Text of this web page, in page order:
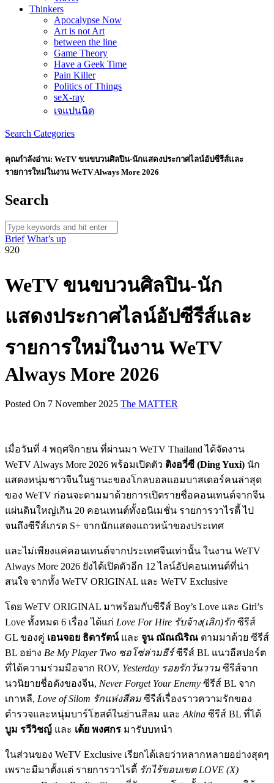
Thinkers
Apocalypse Now
Art is not Art
between the line
Game Theory
Have a Geek Time
Pain Killer
Politics of Things
seX-ray
เจแปนนิด
Search Categories
คุณกำลังอ่าน: WeTV ขนขบวนศิลปิน-นักแสดงประกาศไลน์อัปซีรีส์และ
รายการใหม่ในงาน WeTV Always More 2026
Search
Brief What’s up
920
WeTV ขนขบวนศิลปิน-นัก
แสดงประกาศไลน์อัปซีรีส์และ
รายการใหม่ในงาน WeTV
Always More 2026
Posted On 7 November 2025 The MATTER
เมื่อวันที่ 4 พฤศจิกายน ที่ผ่านมา WeTV Thailand ได้จัดงาน
WeTV Always More 2026 พร้อมเปิดตัว ติงอวี่ซี (Ding Yuxi) นัก
แสดงหนุ่มชาวจีนในฐานะของโกลบอลแอมบาสเดอร์คนล่าสุด
ของ WeTV ก่อนจะตามมาด้วยการเปิดรายชื่อคอนเทนต์จากจีน
แผ่นดินใหญ่เกิน 20 คอนเทนต์ทั้งอนิเมชั่น รายการวาไรตี้ ไป
จนถึงซีรีส์เกรด S+ จากนักแสดงแถวหน้าของประเทศ
และไม่เพียงแค่คอนเทนต์จากประเทศจีนเท่านั้น ในงาน WeTV
Always More 2026 ยังได้เปิดตัวอีก 12 ไลน์อัปคอนเทนต์ที่น่า
สนใจ จากทั้ง WeTV ORIGINAL และ WeTV Exclusive
โดย WeTV ORIGINAL มาพร้อมกับซีรีส์ Boy’s Love และ Girl’s
Love ทั้งหมด 6 เรื่อง ได้แก่ Love For Hire รับจ้าง(เลิก)รัก ซีรีส์
GL ของคู่ เอนจอย ธิดารัตน์และ จูน ณัณณิริณ ตามมาด้วย ซีรีส์
BL อย่าง Be My Player Two ซอโซ่ล่ามธีร์ซีรีส์ BL แนวอีสปอร์ต
ที่ได้ความร่วมมือจาก ROV, Yesterday รอยรักวันวาน ซีรีส์จาก
นวนิยายชื่อดังของจีน, Never Forget Your Enemy ซีรีส์ BL จาก
เกาหลี, Love of Silom รักแห่งสีลมซีรีส์เรื่องราวความรักของ
ตำรวจและหนุ่มบาร์โฮสต์ในย่านสีลม และ Akina ซีรีส์ BL ที่ได้
บูม รวีวิชญ์ และ เต้ย พงศกร มารับบทนำ
ในส่วนของ WeTV Exclusive เรียกได้เลยว่าหลากหลายอย่างสุดๆ
เพราะมีมาตั้งแต่ รายการวาไรตี้ รักไร้ขอบเขต LOVE (X)